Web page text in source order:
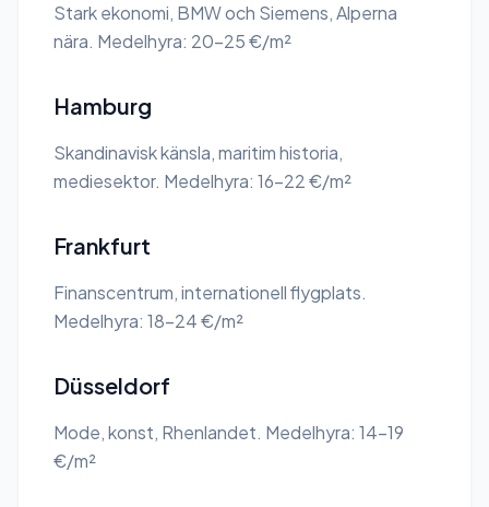
Stark ekonomi, BMW och Siemens, Alperna
nära. Medelhyra: 20-25 €/m²
Hamburg
Skandinavisk känsla, maritim historia,
mediesektor. Medelhyra: 16-22 €/m²
Frankfurt
Finanscentrum, internationell flygplats.
Medelhyra: 18-24 €/m²
Düsseldorf
Mode, konst, Rhenlandet. Medelhyra: 14-19
€/m²